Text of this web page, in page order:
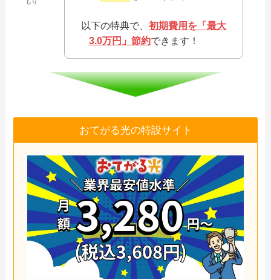
もり
以下の特典で、 初期費用を「最大
3.0万円」節約できます！
おてがる光の特設サイト